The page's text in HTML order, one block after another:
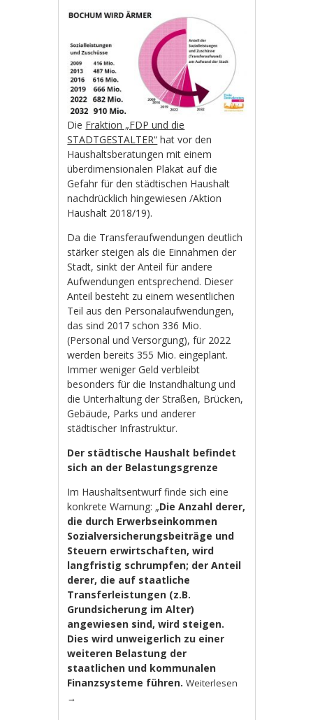
Die Fraktion „FDP und die
STADTGESTALTER“ hat vor den
Haushaltsberatungen mit einem
überdimensionalen Plakat auf die
Gefahr für den städtischen Haushalt
nachdrücklich hingewiesen /Aktion
Haushalt 2018/19).
Da die Transferaufwendungen deutlich
stärker steigen als die Einnahmen der
Stadt, sinkt der Anteil für andere
Aufwendungen entsprechend. Dieser
Anteil besteht zu einem wesentlichen
Teil aus den Personalaufwendungen,
das sind 2017 schon 336 Mio.
(Personal und Versorgung), für 2022
werden bereits 355 Mio. eingeplant.
Immer weniger Geld verbleibt
besonders für die Instandhaltung und
die Unterhaltung der Straßen, Brücken,
Gebäude, Parks und anderer
städtischer Infrastruktur.
Der städtische Haushalt befindet
sich an der Belastungsgrenze
Im Haushaltsentwurf finde sich eine
konkrete Warnung: „Die Anzahl derer,
die durch Erwerbseinkommen
Sozialversicherungsbeiträge und
Steuern erwirtschaften, wird
langfristig schrumpfen; der Anteil
derer, die auf staatliche
Transferleistungen (z.B.
Grundsicherung im Alter)
angewiesen sind, wird steigen.
Dies wird unweigerlich zu einer
weiteren Belastung der
staatlichen und kommunalen
Finanzsysteme führen. Weiterlesen
→